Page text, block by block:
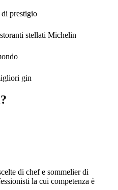
prestigio
stellati Michelin
gin
di chef e sommelier di
la cui competenza è